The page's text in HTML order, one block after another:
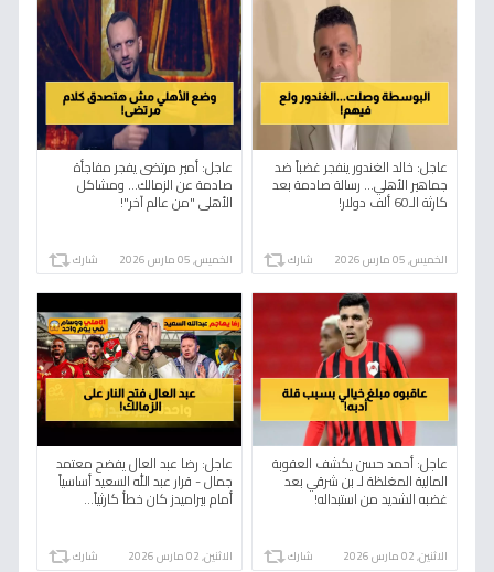
عاجل: خالد الغندور ينفجر غضباً ضد
جماهير الأهلي... رسالة صادمة بعد
كارثة الـ60 ألف دولار!
الخميس, 05 مارس 2026 شارك
عاجل: أمير مرتضى يفجر مفاجأة
صادمة عن الزمالك... ومشاكل
الأهلي "من عالم آخر"!
الخميس, 05 مارس 2026 شارك
عاجل: أحمد حسن يكشف العقوبة
المالية المغلظة لـ بن شرقي بعد
غضبه الشديد من استبداله!
الاثنين, 02 مارس 2026 شارك
عاجل: رضا عبد العال يفضح معتمد
جمال - قرار عبد الله السعيد أساسياً
أمام بيراميدز كان خطأ كارثياً…
واللاعب أصبح عالة على الزمالك!
الاثنين, 02 مارس 2026 شارك